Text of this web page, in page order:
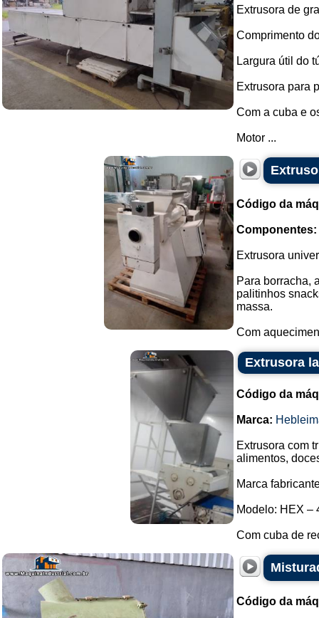
Extrusora de
Comprimento
Largura útil do
Extrusora para
Com a cuba e
Motor ...
Código da
Componentes:
Extrusora
Para borracha,
palitinhos
massa.
Com
Extrusora
Código da
Marca:
Extrusora com
alimentos,
Marca
Modelo: HEX –
Com cuba de
Código da